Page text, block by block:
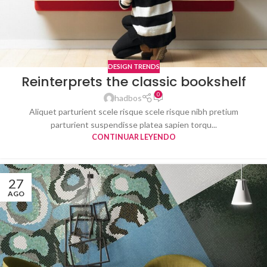
DESIGN TRENDS
Reinterprets the classic bookshelf
hadbos 0
Aliquet parturient scele risque scele risque nibh pretium
parturient suspendisse platea sapien torqu...
CONTINUAR LEYENDO
27
AGO